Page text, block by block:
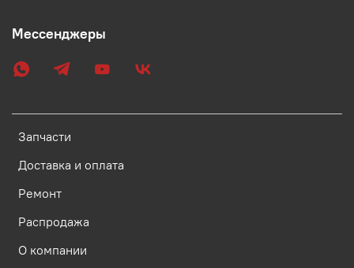
Запчасти
Доставка и оплата
Ремонт
Распродажа
О компании
Мессенджеры